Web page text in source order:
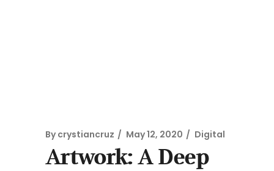
By crystiancruz May 12, 2020 Digital
Artwork: A Deep